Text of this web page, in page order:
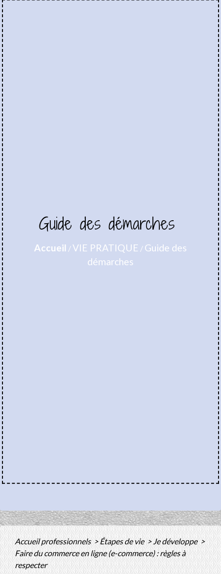
Guide des démarches
Accueil /VIE PRATIQUE / Guide des
démarches
Accueil professionnels>Étapes de vie > Je développe>
Faire du commerce en ligne (e-commerce) : règles à
respecter